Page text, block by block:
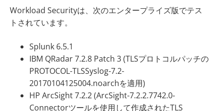
Workload Securityは、次のエンタープライズ版でテス
トされています。
Splunk 6.5.1
IBM QRadar 7.2.8 Patch 3 (TLSプロトコルパッチの
PROTOCOL-TLSSyslog-7.2-
20170104125004.noarchを適用)
HP ArcSight 7.2.2 (ArcSight-7.2.2.7742.0-
Connectorツールを使用して作成されたTLS